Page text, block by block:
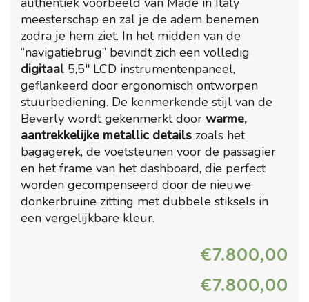
meesterschap en zal je de adem benemen
zodra je hem ziet. In het midden van de
“navigatiebrug” bevindt zich een volledig
digitaal 5,5″ LCD instrumentenpaneel,
geflankeerd door ergonomisch ontworpen
stuurbediening. De kenmerkende stijl van de
Beverly wordt gekenmerkt door warme,
aantrekkelijke metallic details zoals het
bagagerek, de voetsteunen voor de passagier
en het frame van het dashboard, die perfect
worden gecompenseerd door de nieuwe
donkerbruine zitting met dubbele stiksels in
een vergelijkbare kleur.
€7.800,00
€7.800,00